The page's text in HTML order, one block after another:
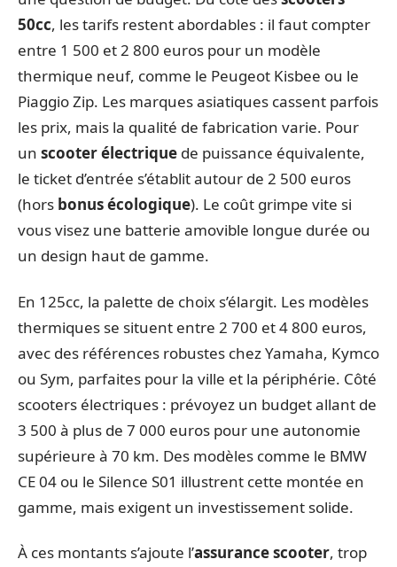
50cc, les tarifs restent abordables : il faut compter
entre 1 500 et 2 800 euros pour un modèle
thermique neuf, comme le Peugeot Kisbee ou le
Piaggio Zip. Les marques asiatiques cassent parfois
les prix, mais la qualité de fabrication varie. Pour
un scooter électrique de puissance équivalente,
le ticket d’entrée s’établit autour de 2 500 euros
(hors bonus écologique). Le coût grimpe vite si
vous visez une batterie amovible longue durée ou
un design haut de gamme.
En 125cc, la palette de choix s’élargit. Les modèles
thermiques se situent entre 2 700 et 4 800 euros,
avec des références robustes chez Yamaha, Kymco
ou Sym, parfaites pour la ville et la périphérie. Côté
scooters électriques : prévoyez un budget allant de
3 500 à plus de 7 000 euros pour une autonomie
supérieure à 70 km. Des modèles comme le BMW
CE 04 ou le Silence S01 illustrent cette montée en
gamme, mais exigent un investissement solide.
À ces montants s’ajoute l’assurance scooter, trop